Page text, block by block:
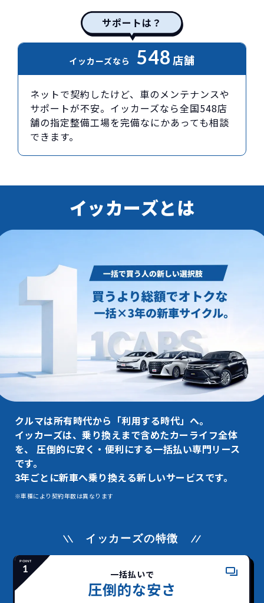
サポートは？
イッカーズなら 548店舗
ネットで契約したけど、車のメンテナンスや
サポートが不安。イッカーズなら全国548店
舗の指定整備工場を完備なにかあっても相談
できます。
イッカーズとは
クルマは所有時代から「利用する時代」へ。
イッカーズは、乗り換えまで含めたカーライフ全体
を、
圧倒的に安く・便利にする一括払い専門リース
です。
3年ごとに新車へ乗り換える新しいサービスです。
※車種により契約年数は異なります
イッカーズの特徴
一括払いで
圧倒的な安さ